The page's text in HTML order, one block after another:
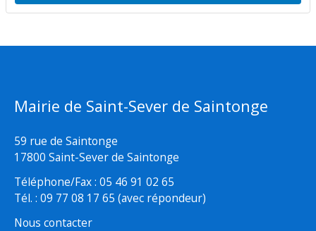
Mairie de Saint-Sever de Saintonge
59 rue de Saintonge
17800 Saint-Sever de Saintonge
Téléphone/Fax : 05 46 91 02 65
Tél. : 09 77 08 17 65 (avec répondeur)
Nous contacter